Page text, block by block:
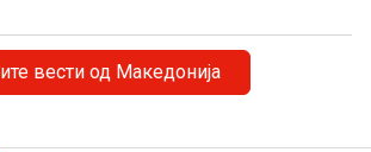
вести од Македонија